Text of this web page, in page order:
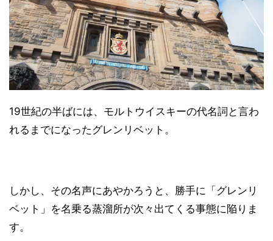
19世紀の半ばには、モルトウイスキーの代名詞と言わ
れるまでになったグレンリベット。
しかし、その名声にあやかろうと、勝手に「グレンリ
ベット」を名乗る蒸溜所が次々出てくる事態に陥りま
す。